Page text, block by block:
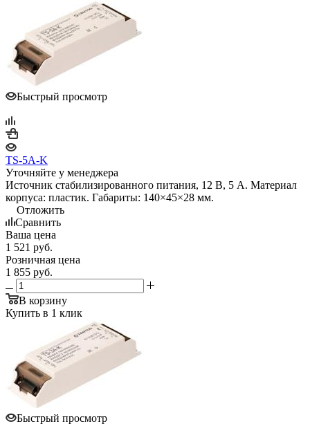
Быстрый просмотр
TS-5A-K
Уточняйте у менеджера
Источник стабилизированного питания, 12 В, 5 А. Материал
корпуса: пластик. Габариты: 140×45×28 мм.
Отложить
Сравнить
Ваша цена
1 521 руб.
Розничная цена
1 855 руб.
В корзину
Купить в 1 клик
Быстрый просмотр